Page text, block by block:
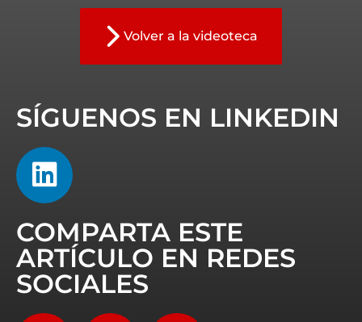
Volver a la videoteca
SÍGUENOS EN LINKEDIN
COMPARTA ESTE
ARTÍCULO EN REDES
SOCIALES